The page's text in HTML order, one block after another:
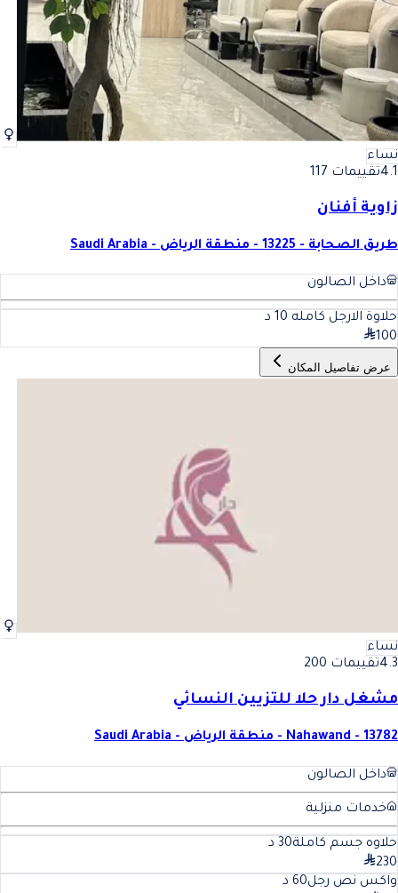
نساء
4.1تقييمات 117
زاوية أفنان
طريق الصحابة - 13225 - منطقة الرياض - Saudi Arabia
داخل الصالون
حلاوة الارجل كامله 10 د
100
عرض تفاصيل المكان
نساء
4.3تقييمات 200
مشغل دار حلا للتزيين النسائي
Nahawand - 13782 - منطقة الرياض - Saudi Arabia
داخل الصالون
خدمات منزلية
حلاوه جسم كاملة30 د
230
واكس نص رجل60 د